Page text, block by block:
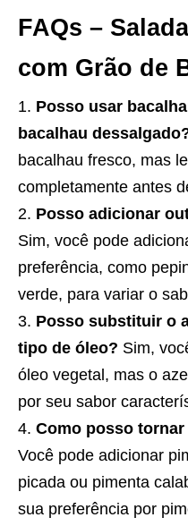
FAQs –
com Grão de
Posso usar
bacalhau
bacalhau fresco, mas
completamente antes
Posso adicionar
Sim, você pode
preferência, como
verde, para variar o
Posso substituir o
tipo de óleo? Sim,
óleo vegetal, mas o
por seu sabor
Como posso
Você pode adicionar
picada ou pimenta
sua preferência por